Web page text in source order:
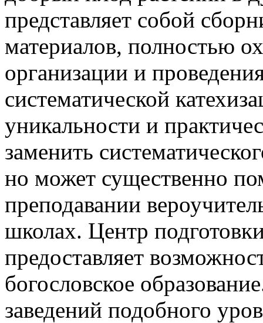
представляет собой
материалов, полностью
организации и
систематической
уникальности и
заменить
но может существенно
преподавании
школах. Центр
предоставляет
богословское
заведений подобного